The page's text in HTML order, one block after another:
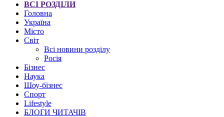
ВСІ РОЗДІЛИ
Головна
Україна
Місто
Світ
Всі новини розділу
Росія
Бізнес
Наука
Шоу-бізнес
Спорт
Lifestyle
БЛОГИ ЧИТАЧІВ